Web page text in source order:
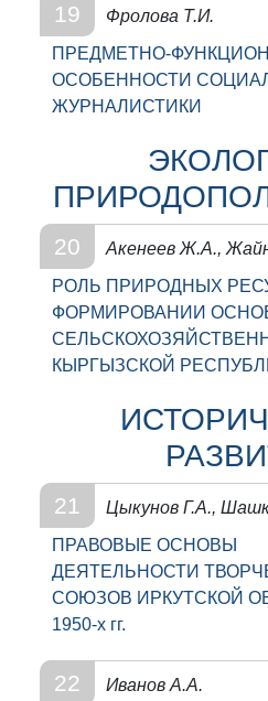
19
Фролова Т.И.
ПРЕДМЕТНО-
ОСОБЕННОСТИ
ЖУРНАЛИСТИКИ
20
Акенеев Ж.А.,
РОЛЬ ПРИРОДНЫХ
ФОРМИРОВАНИИ
КЫРГЫЗСКОЙ
21
Цыкунов Г.А.,
ПРАВОВЫЕ ОСНОВЫ
ДЕЯТЕЛЬНОСТИ
СОЮЗОВ ИРКУТСКОЙ
1950-х гг.
22
Иванов А.А.